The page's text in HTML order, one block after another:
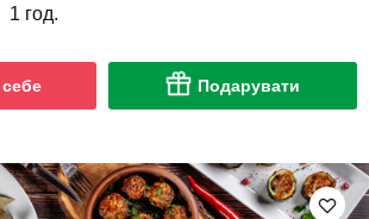
1 год.
Подарувати